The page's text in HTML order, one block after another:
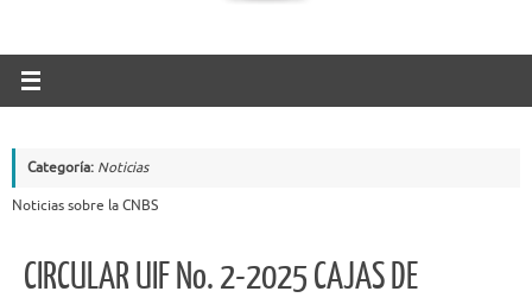
Categoría: Noticias
Noticias sobre la CNBS
CIRCULAR UIF No. 2-2025 CAJAS DE